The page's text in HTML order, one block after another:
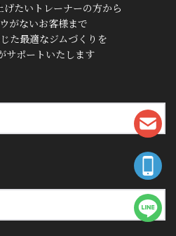
たいトレーナーの方から
がないお客様まで
た最適なジムづくりを
サポートいたします